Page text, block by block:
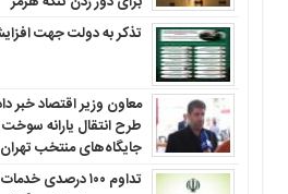
تذکر به دولت جهت
معاون وزیر اقتصاد خبر
طرح انتقال یارانه سوخت
جایگاه‌های منتخب تهران
تداوم ۱۰۰ درصدی